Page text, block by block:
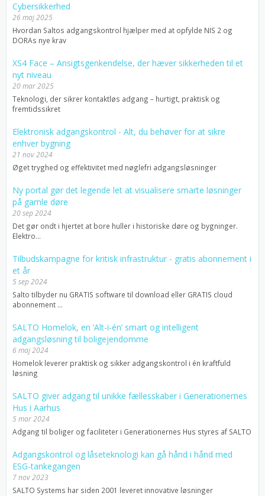
Cybersikkerhed
26 maj 2025
Hvordan Saltos adgangskontrol hjælper med at opfylde NIS 2 og
DORAs nye krav
XS4 Face – Ansigtsgenkendelse, der hæver sikkerheden til et
nyt niveau
20 mar 2025
Teknologi, der sikrer kontaktløs adgang – hurtigt, praktisk og
fremtidssikret
Elektronisk adgangskontrol - Alt, du behøver for at sikre
enhver bygning
21 nov 2024
Øget tryghed og effektivitet med nøglefri adgangsløsninger
Ny portal gør det legende let at visualisere smarte løsninger
på gamle døre
20 sep 2024
Det gør ondt i hjertet at bore huller i historiske døre og bygninger.
Elektro...
Tilbudskampagne for kritisk infrastruktur - gratis abonnement i
et år
5 sep 2024
Salto tilbyder nu GRATIS software til download eller GRATIS cloud
abonnement ...
SALTO Homelok, en ‘Alt-i-én’ smart og intelligent
adgangsløsning til boligejendomme
6 maj 2024
Homelok leverer praktisk og sikker adgangskontrol i én kraftfuld
løsning
SALTO giver adgang til unikke fællesskaber i Generationernes
Hus i Aarhus
5 mar 2024
Adgang til boliger og faciliteter i Generationernes Hus styres af SALTO
Adgangskontrol og låseteknologi kan gå hånd i hånd med
ESG-tankegangen
7 nov 2023
SALTO Systems har siden 2001 leveret innovative løsninger